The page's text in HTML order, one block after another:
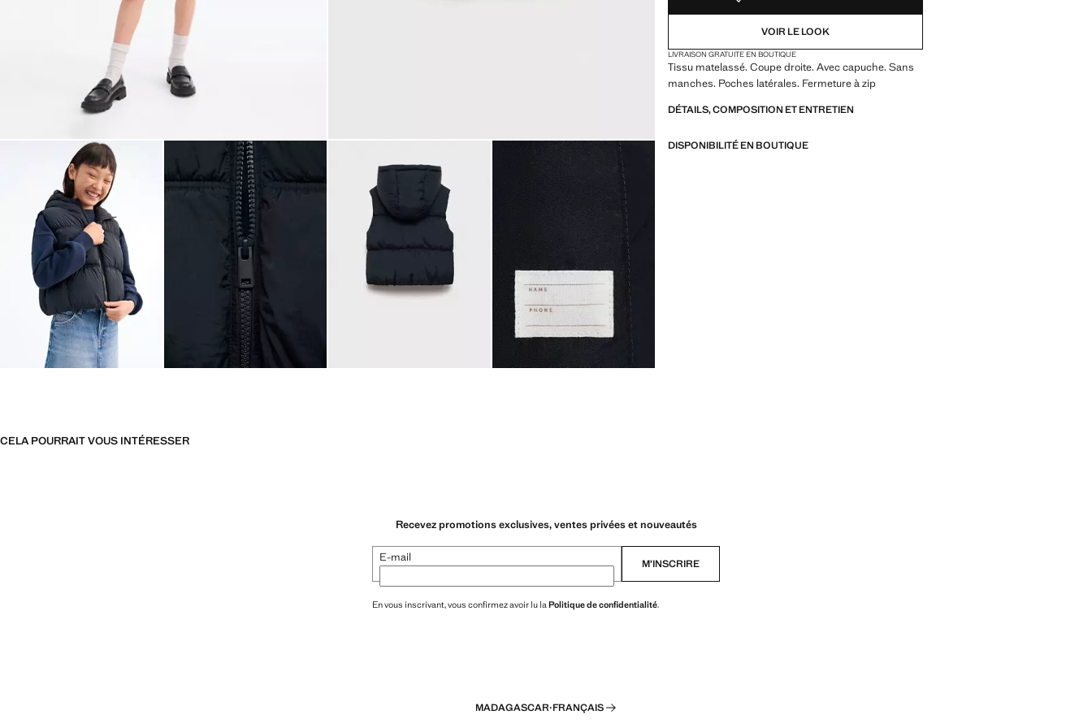
VOIR LE LOOK
LIVRAISON GRATUITE EN BOUTIQUE
Tissu matelassé. Coupe droite. Avec capuche. Sans
manches. Poches latérales. Fermeture à zip
DÉTAILS, COMPOSITION ET ENTRETIEN
DISPONIBILITÉ EN BOUTIQUE
CELA POURRAIT VOUS INTÉRESSER
Recevez promotions exclusives, ventes privées et nouveautés
E-mail M’INSCRIRE
En vous inscrivant, vous confirmez avoir lu laPolitique de confidentialité.
MADAGASCAR·FRANÇAIS